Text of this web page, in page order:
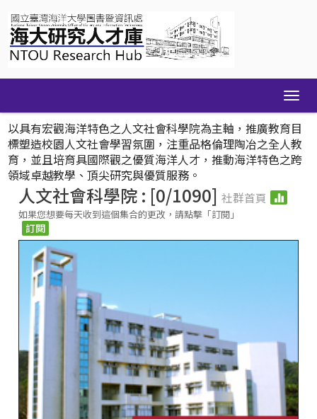
navigation
人文社會科學院 : [0/1090]社群首頁
如果您想要每天收到這個集合的更改，請點擊「訂閱」
以具有宏觀海洋特色之人文社會科學院為主軸，推廣教育目
標塑造校園人文社會學習氛圍，注重品格倫理陶冶之全人教
育，並且培育具國際觀之優質海洋人才，推動海洋特色之跨
領域卓越教學、頂尖研究與優質服務。